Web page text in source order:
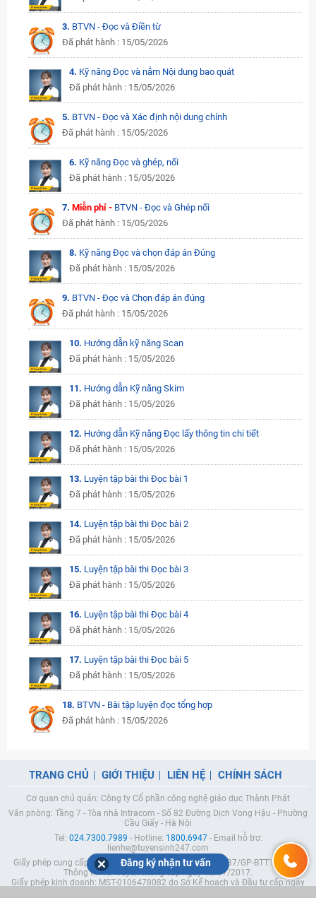
3. BTVN - Đọc và Điền từ
Đã phát hành : 15/05/2026
4. Kỹ năng Đọc và nắm Nội dung bao quát
Đã phát hành : 15/05/2026
5. BTVN - Đọc và Xác định nội dung chính
Đã phát hành : 15/05/2026
6. Kỹ năng Đọc và ghép, nối
Đã phát hành : 15/05/2026
7.Miễn phí - BTVN - Đọc và Ghép nối
Đã phát hành : 15/05/2026
8. Kỹ năng Đọc và chọn đáp án Đúng
Đã phát hành : 15/05/2026
9. BTVN - Đọc và Chọn đáp án đúng
Đã phát hành : 15/05/2026
10. Hướng dẫn kỹ năng Scan
Đã phát hành : 15/05/2026
11. Hướng dẫn Kỹ năng Skim
Đã phát hành : 15/05/2026
12. Hướng dẫn Kỹ năng Đọc lấy thông tin chi tiết
Đã phát hành : 15/05/2026
13. Luyện tập bài thi Đọc bài 1
Đã phát hành : 15/05/2026
14. Luyện tập bài thi Đọc bài 2
Đã phát hành : 15/05/2026
15. Luyện tập bài thi Đọc bài 3
Đã phát hành : 15/05/2026
16. Luyện tập bài thi Đọc bài 4
Đã phát hành : 15/05/2026
17. Luyện tập bài thi Đọc bài 5
Đã phát hành : 15/05/2026
18. BTVN - Bài tập luyện đọc tổng hợp
Đã phát hành : 15/05/2026
TRANG CHỦ GIỚI THIỆU LIÊN HỆ CHÍNH SÁCH
Cơ quan chủ quản: Công ty Cổ phần công nghệ giáo dục Thành Phát
Văn phòng: Tầng 7 - Tòa nhà Intracom - Số 82 Đường Dịch Vọng Hậu - Phường
Cầu Giấy - Hà Nội
Tel: 024.7300.7989 - Hotline: 1800.6947- Email hỗ trợ:
lienhe@tuyensinh247.com
Giấy phép cung cấp dịch vụ mạng xã hội trực tuyến số 337/GP-BTTTT do Bộ
Thông tin và Truyền thông cấp ngày 10/07/2017.
Giấy phép kinh doanh: MST-0106478082 do Sở Kế hoạch và Đầu tư cấp ngày
Đăng ký nhận tư vấn